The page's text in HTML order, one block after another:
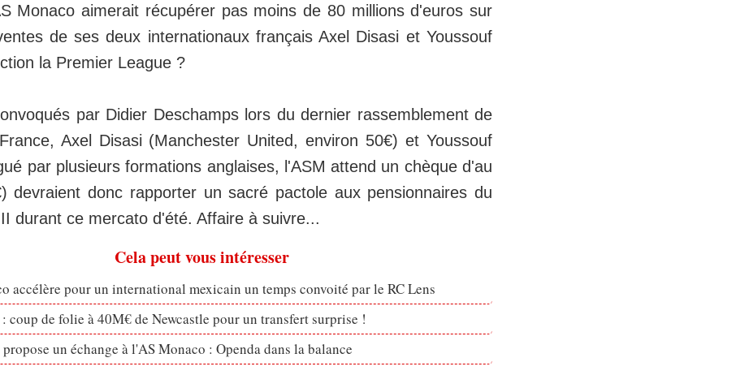
Monaco aimerait récupérer pas moins de 80 millions d'euros sur
de ses deux internationaux français Axel Disasi et Youssouf
la Premier League ?
par Didier Deschamps lors du dernier rassemblement de
Axel Disasi (Manchester United, environ 50€) et Youssouf
par plusieurs formations anglaises, l'ASM attend un chèque d'au
devraient donc rapporter un sacré pactole aux pensionnaires du
durant ce mercato d'été. Affaire à suivre...
Cela peut vous intéresser
accélère pour un international mexicain un temps convoité par le RC Lens
coup de folie à 40M€ de Newcastle pour un transfert surprise !
un échange à l'AS Monaco : Openda dans la balance